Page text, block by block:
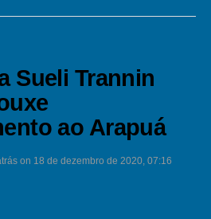
Sueli Trannin
ao Arapuá
on 18 de dezembro de 2020, 07:16